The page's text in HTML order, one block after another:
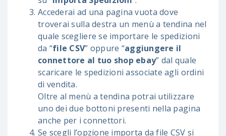
Accederai ad una pagina vuota dove
troverai sulla destra un menù a tendina nel
quale scegliere se importare le spedizioni
da “file CSV” oppure “aggiungere il
connettore al tuo shop ebay” dal quale
scaricare le spedizioni associate agli ordini
di vendita.
Oltre al menù a tendina potrai utilizzare
uno dei due bottoni presenti nella pagina
anche per i connettori.
Se scegli l’opzione importa da file CSV si